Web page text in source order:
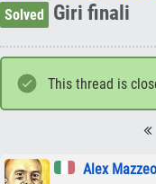
Solved
Giri finali
This thread is
Alex Mazzeo